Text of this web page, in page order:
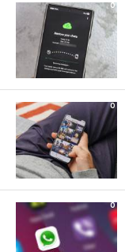
0
0
0